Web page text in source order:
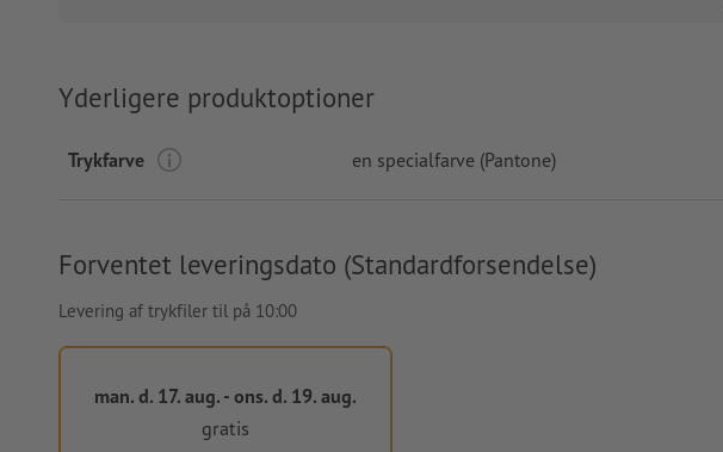
Yderligere produktoptioner
Trykfarve en specialfarve (Pantone)
Forventet leveringsdato (Standardforsendelse)
Levering af trykfiler til på 10:00
man. d. 17. aug. - ons. d. 19. aug.
gratis